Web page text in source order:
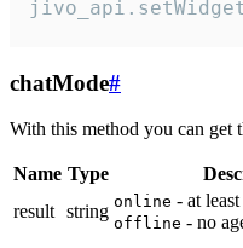
chatMode#
With this method you can get
Name Type
result string online - at
offline - no